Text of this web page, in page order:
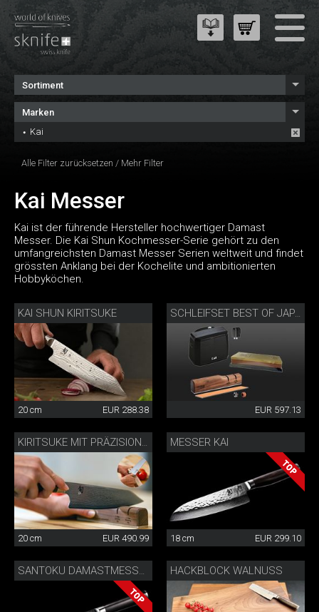
Sortiment
Marken
Kai
Alle Filter zurücksetzen / Mehr Filter
Kai Messer
Kai ist der führende Hersteller hochwertiger Damast
Messer. Die Kai Shun Kochmesser-Serie gehört zu den
umfangreichsten Damast Messer Serien weltweit und findet
grössten Anklang bei der Kochelite und ambitionierten
Hobbyköchen.
KAI SHUN KIRITSUKE
20 cm EUR 288.38
SCHLEIFSET BEST OF JAPAN AND SWITZERLAND
EUR 597.13
20 cm EUR 490.99
MESSER KAI
18 cm EUR 299.10
SANTOKU DAMASTMESSER HACKBLOCK WALNUSS